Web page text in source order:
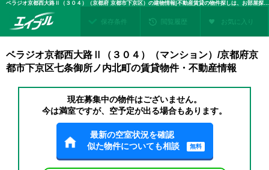
ベラジオ京都西大路Ⅱ（３０４）（京都府 京都市下京区）の建物情報|不動産賃貸の物件探しは、お部屋探しのエイブル
保存条件 閲覧履歴 お気に入り
ベラジオ京都西大路Ⅱ（３０４）（マンション）/京都府京
都市下京区七条御所ノ内北町の賃貸物件・不動産情報
現在募集中の物件はございません。
今は満室ですが、空予定が出る場合もあります。
最新の空室状況を確認
似た物件についても相談
無料